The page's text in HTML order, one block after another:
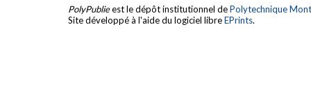
PolyPublieest le dépôt institutionnel dePolytechnique
Site développé à l'aide du logiciel libreEPrints.